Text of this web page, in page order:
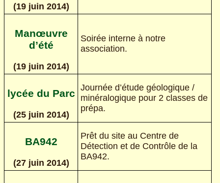
(19 juin 2014)
Manœuvre
d’été
(19 juin 2014)
Soirée interne à notre
association.
lycée du Parc
(25 juin 2014)
Journée d’étude géologique /
minéralogique pour 2 classes de
prépa.
BA942
(27 juin 2014)
Prêt du site au Centre de
Détection et de Contrôle de la
BA942.